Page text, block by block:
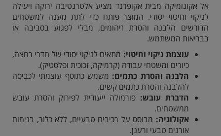
אל אקונומיקה מבית אקופרנד מציע אלטרנטיבה ירוקה ויעילה
לניקוי וחיטוי יסודי. המוצר פותח כדי לתת מענה למשטחים
הדורשים הלבנה והסרת זיהומים, מבלי לפגוע בסביבה או
בבריאות המשתמש.
עוצמת ניקוי וחיטוי: מתאים לניקוי יסודי של חדרי רחצה,
כיורים ומשטחי עבודה (קרמיקה, זכוכית ופלסטיק).
הלבנה והסרת כתמים: משמש כתוסף עוצמתי לכביסה
להלבנה והסרת כתמים קשים.
הדברת עובש: פורמולה ייעודית לפירוק והסרת עובש
ממשטחים.
אקולוגיה: מבוסס על רכיבים טבעיים, ללא כלור, בניחוח
אורנים טבעי ורענן.